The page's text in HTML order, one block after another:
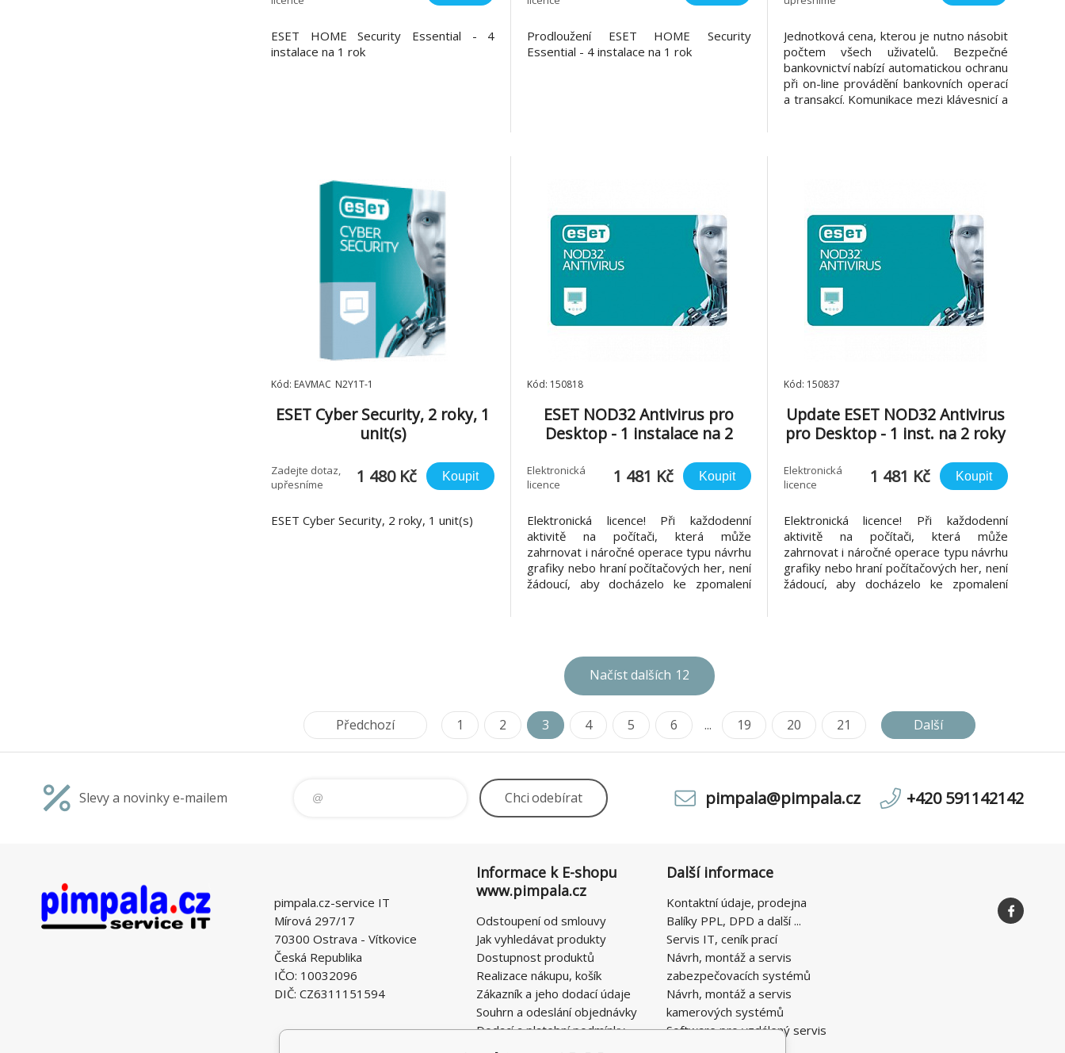
ESET HOME Security Essential - 4
instalace na 1 rok
Prodloužení ESET HOME Security
Essential - 4 instalace na 1 rok
Jednotková cena, kterou je nutno násobit
počtem všech uživatelů. Bezpečné
bankovnictví nabízí automatickou ochranu
při on-line provádění bankovních operací
a transakcí. Komunikace mezi klávesnicí a
Kód: EAVMAC_N2Y1T-1
ESET Cyber Security, 2 roky, 1
unit(s)
Zadejte dotaz,
upřesníme
1 480 Kč Koupit
ESET Cyber Security, 2 roky, 1 unit(s)
Kód: 150818
ESET NOD32 Antivirus pro
Desktop - 1 instalace na 2
Elektronická
licence
1 481 Kč Koupit
Elektronická licence! Při každodenní
aktivitě na počítači, která může
zahrnovat i náročné operace typu návrhu
grafiky nebo hraní počítačových her, není
žádoucí, aby docházelo ke zpomalení
má počítač
Kód: 150837
Update ESET NOD32 Antivirus
pro Desktop - 1 inst. na 2 roky
Elektronická
licence
1 481 Kč Koupit
Elektronická licence! Při každodenní
aktivitě na počítači, která může
zahrnovat i náročné operace typu návrhu
grafiky nebo hraní počítačových her, není
žádoucí, aby docházelo ke zpomalení
Načíst dalších 12
Předchozí 1 2 3 4 5 6 ... 19 20 21 Další
Slevy a novinky e-mailem Chciodebírat pimpala@pimpala.cz +420 591142142
pimpala.cz-service IT
Mírová 297/17
70300 Ostrava - Vítkovice
Česká Republika
IČO: 10032096
DIČ: CZ6311151594
Informace k E-shopu
www.pimpala.cz
Odstoupení od smlouvy
Jak vyhledávat produkty
Dostupnost produktů
Realizace nákupu, košík
Zákazník a jeho dodací údaje
Souhrn a odeslání objednávky
Dodací a platební podmínky
Další informace
Kontaktní údaje, prodejna
Balíky PPL, DPD a další ...
Servis IT, ceník prací
Návrh, montáž a servis
zabezpečovacích systémů
Návrh, montáž a servis
kamerových systémů
Software pro vzdálený servis